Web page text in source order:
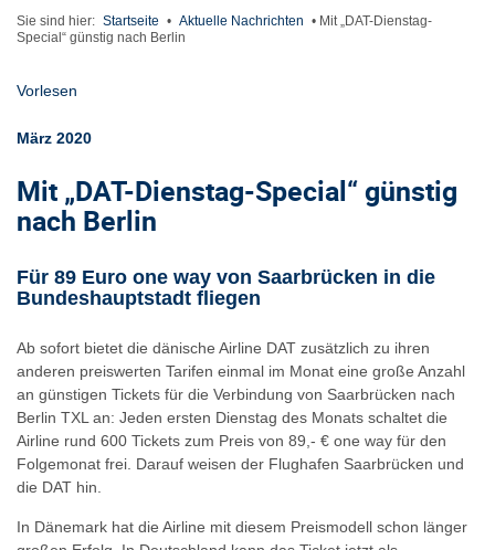
Sie sind hier: Startseite • Aktuelle Nachrichten • Mit „DAT-Dienstag-
Special“ günstig nach Berlin
Vorlesen
März 2020
Mit „DAT-Dienstag-Special“ günstig
nach Berlin
Für 89 Euro one way von Saarbrücken in die
Bundeshauptstadt fliegen
Ab sofort bietet die dänische Airline DAT zusätzlich zu ihren
anderen preiswerten Tarifen einmal im Monat eine große Anzahl
an günstigen Tickets für die Verbindung von Saarbrücken nach
Berlin TXL an: Jeden ersten Dienstag des Monats schaltet die
Airline rund 600 Tickets zum Preis von 89,- € one way für den
Folgemonat frei. Darauf weisen der Flughafen Saarbrücken und
die DAT hin.
In Dänemark hat die Airline mit diesem Preismodell schon länger